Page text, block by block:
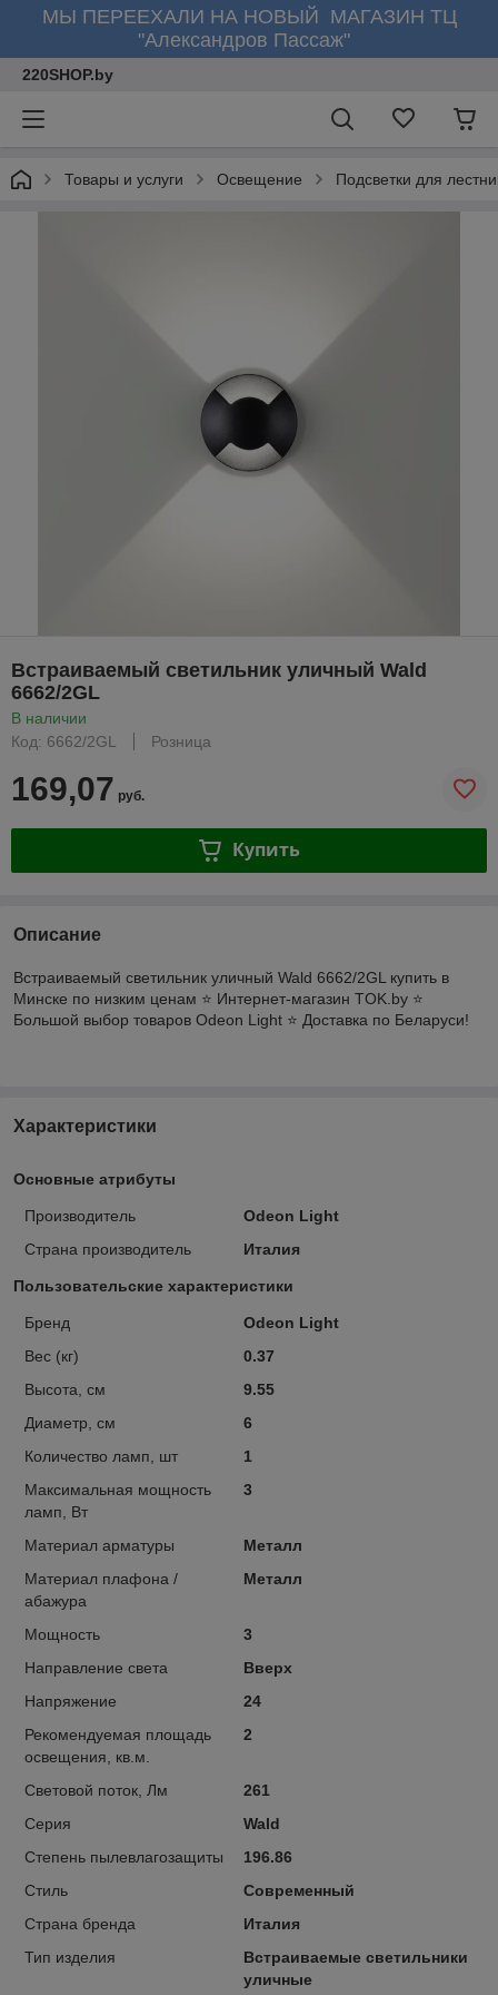
МЫ ПЕРЕЕХАЛИ НА НОВЫЙ МАГАЗИН ТЦ
"Александров Пассаж"
220SHOP.by
Товары и услуги Освещение Подсветки для
Встраиваемый светильник уличный Wald
6662/2GL
В наличии
Код: 6662/2GL
Розница
169,07 руб.
Купить
Описание
Встраиваемый светильник уличный Wald 6662/2GL купить в
Минске по низким ценам ⭐️ Интернет-магазин TOK.by ⭐️
Большой выбор товаров Odeon Light ⭐️ Доставка по Беларуси!
Характеристики
Основные атрибуты
Производитель
Odeon Light
Страна производитель
Италия
Пользовательские характеристики
Бренд
Odeon Light
Вес (кг)
0.37
Высота, см
9.55
Диаметр, см
6
Количество ламп, шт
1
Максимальная мощность
ламп, Вт
3
Материал арматуры
Металл
Материал плафона /
абажура
Металл
Мощность
3
Направление света
Вверх
Напряжение
24
Рекомендуемая площадь
освещения, кв.м.
2
Световой поток, Лм
261
Серия
Wald
Степень пылевлагозащиты
196.86
Стиль
Современный
Страна бренда
Италия
Тип изделия
Встраиваемые светильники
уличные